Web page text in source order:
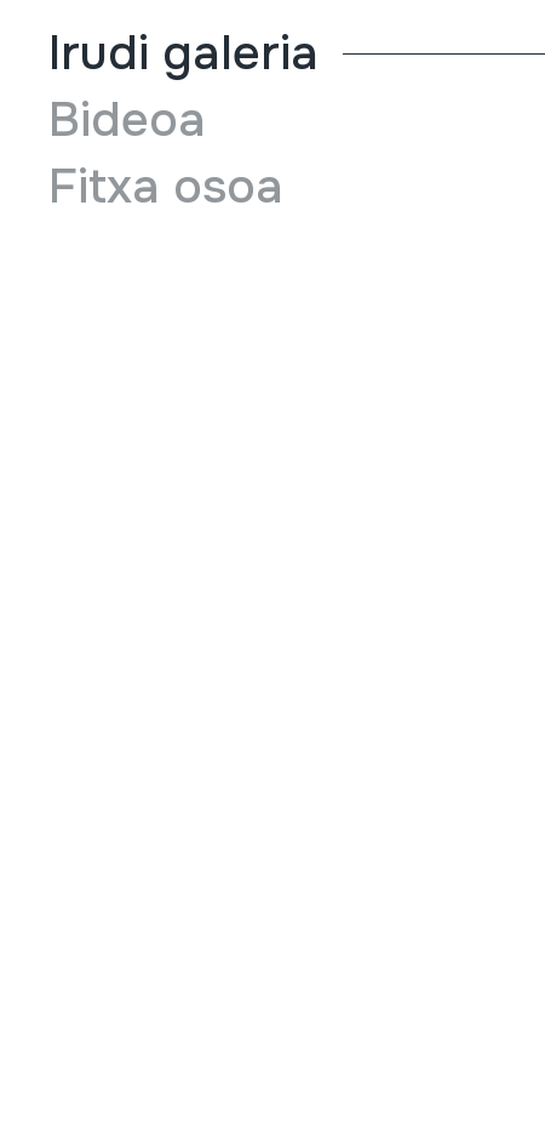
Irudi galeria
Bideoa
Fitxa osoa